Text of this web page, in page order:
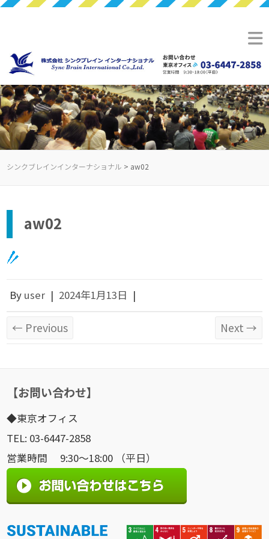
シンクブレインインターナショナル > aw02
aw02
By user | 2024年1月13日 |
← Previous Next →
【お問い合わせ】
◆東京オフィス
TEL: 03-6447-2858
営業時間 9:30～18:00 （平日）